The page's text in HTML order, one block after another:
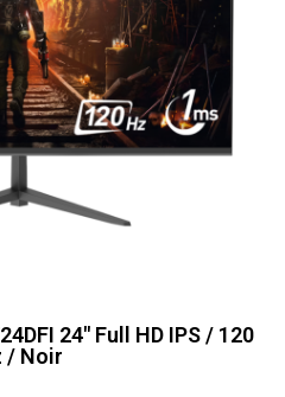
24" Full HD IPS / 120
/ Noir